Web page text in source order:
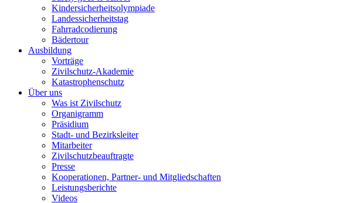
Kindersicherheitsolympiade
Landessicherheitstag
Fahrradcodierung
Bädertour
Ausbildung
Vorträge
Zivilschutz-Akademie
Katastrophenschutz
Über uns
Was ist Zivilschutz
Organigramm
Präsidium
Stadt- und Bezirksleiter
Mitarbeiter
Zivilschutzbeauftragte
Presse
Kooperationen, Partner- und Mitgliedschaften
Leistungsberichte
Videos